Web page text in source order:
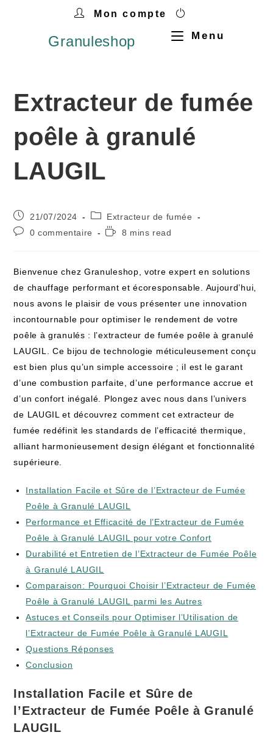
Mon compte
Granuleshop Menu
Extracteur de fumée
poêle à granulé
LAUGIL
21/07/2024
Extracteur de fumée
0 commentaire
8 mins read
Bienvenue chez Granuleshop, votre expert en solutions
de chauffage performant et écoresponsable. Aujourd’hui,
nous avons le plaisir de vous présenter une innovation
incontournable pour optimiser le rendement de votre
poêle à granulés : l’extracteur de fumée poêle à granulé
LAUGIL. Ce bijou de technologie méticuleusement conçu
est bien plus qu’un simple accessoire ; il est le garant
d’une combustion parfaite, d’une performance accrue et
d’un confort inégalé. Plongez avec nous dans l’univers
de LAUGIL et découvrez comment cet extracteur de
fumée redéfinit les standards de l’efficacité thermique,
alliant harmonieusement design élégant et fonctionnalité
supérieure.
Installation Facile et Sûre de l’Extracteur de Fumée
Poêle à Granulé LAUGIL
Performance et Efficacité de l’Extracteur de Fumée
Poêle à Granulé LAUGIL pour votre Confort
Durabilité et Entretien de l’Extracteur de Fumée Poêle
à Granulé LAUGIL
Comparaison: Pourquoi Choisir l’Extracteur de Fumée
Poêle à Granulé LAUGIL parmi les Autres
Astuces et Conseils pour Optimiser l’Utilisation de
l’Extracteur de Fumée Poêle à Granulé LAUGIL
Questions Réponses
Conclusion
Installation Facile et Sûre de
l’Extracteur de Fumée Poêle à Granulé
LAUGIL